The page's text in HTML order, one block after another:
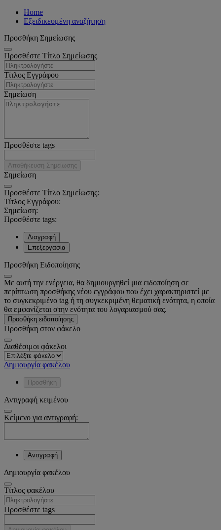
Home
Εξειδικευμένη αναζήτηση
Προσθήκη Σημείωσης
Προσθέστε Τίτλο Σημείωσης
Τίτλος Εγγράφου
Σημείωση
Προσθέστε tags
Αποθήκευση Σημείωσης
Σημείωση
Προσθέστε Τίτλο Σημείωσης:
Τίτλος Εγγράφου:
Σημείωση:
Προσθέστε tags:
Διαγραφή
Επεξεργασία
Προσθήκη Ειδοποίησης
Με αυτή την ενέργεια, θα δημιουργηθεί μια ειδοποίηση σε
περίπτωση προσθήκης νέου εγγράφου που έχει χαρακτηριστεί με
το συγκεκριμένο tag ή τη συγκεκριμένη θεματική ενότητα, η οποία
θα εμφανίζεται στην ενότητα του λογαριασμού σας.
Προσθήκη ειδοποίησης
Προσθήκη στον φάκελο
Διαθέσιμοι φάκελοι
Δημιουργία φακέλου
Προσθήκη
Αντιγραφή κειμένου
Κείμενο για αντιγραφή:
Αντιγραφή
Δημιουργία φακέλου
Tίτλος φακέλου
Προσθέστε tags